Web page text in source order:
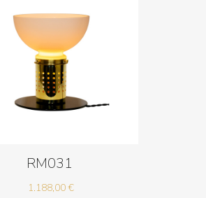
RM031
1.188,00€